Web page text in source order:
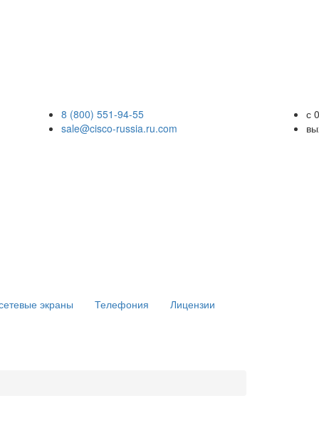
8 (800) 551-94-55
sale@cisco-russia.ru.com
с
экраны Телефония Лицензии